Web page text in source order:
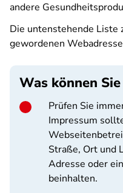
andere
Die untenstehende Liste
gewordenen
Was können
Prüfen Sie
Impressum
Straße, Ort und
Adresse oder
beinhalten.